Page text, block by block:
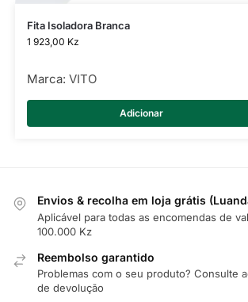
Fita Isoladora Branca
1 923,00 Kz
Marca: VITO
Adicionar
Envios & recolha em loja grátis
Aplicável para todas as encomendas de
100.000 Kz
Reembolso garantido
Problemas com o seu produto? Consulte
de devolução